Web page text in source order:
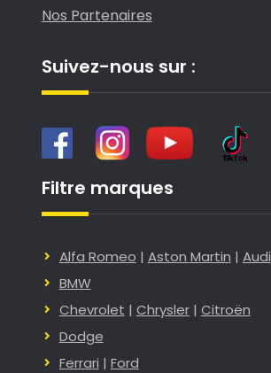
Nos Partenaires
Suivez-nous sur :
Filtre marques
Alfa Romeo | Aston Martin | Audi
BMW
Chevrolet | Chrysler| Citroën
Dodge
Ferrari | Ford